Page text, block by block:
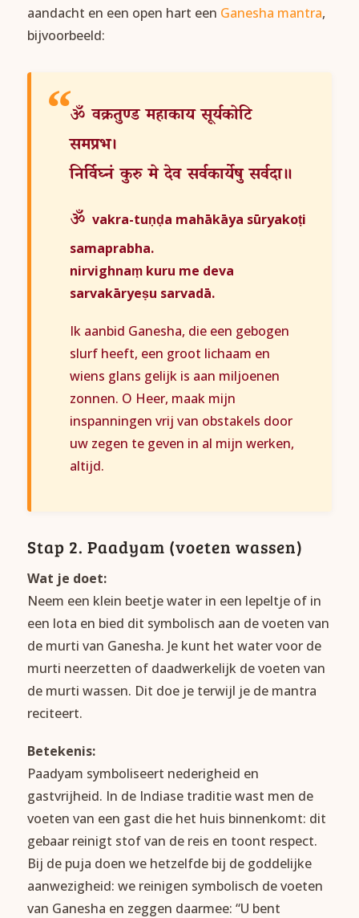
aandacht en een open hart een Ganesha mantra,
bijvoorbeeld:
ॐ वक्रतुण्ड महाकाय सूर्यकोटि
समप्रभ।
निर्विघ्नं कुरु मे देव सर्वकार्येषु सर्वदा॥
ॐ vakra-tuṇḍa mahākāya sūryakoṭi
samaprabha.
nirvighnaṃ kuru me deva
sarvakāryeṣu sarvadā.
Ik aanbid Ganesha, die een gebogen
slurf heeft, een groot lichaam en
wiens glans gelijk is aan miljoenen
zonnen. O Heer, maak mijn
inspanningen vrij van obstakels door
uw zegen te geven in al mijn werken,
altijd.
Stap 2. Paadyam (voeten wassen)
Wat je doet:
Neem een klein beetje water in een lepeltje of in
een lota en bied dit symbolisch aan de voeten van
de murti van Ganesha. Je kunt het water voor de
murti neerzetten of daadwerkelijk de voeten van
de murti wassen. Dit doe je terwijl je de mantra
reciteert.
Betekenis:
Paadyam symboliseert nederigheid en
gastvrijheid. In de Indiase traditie wast men de
voeten van een gast die het huis binnenkomt: dit
gebaar reinigt stof van de reis en toont respect.
Bij de puja doen we hetzelfde bij de goddelijke
aanwezigheid: we reinigen symbolisch de voeten
van Ganesha en zeggen daarmee: “U bent